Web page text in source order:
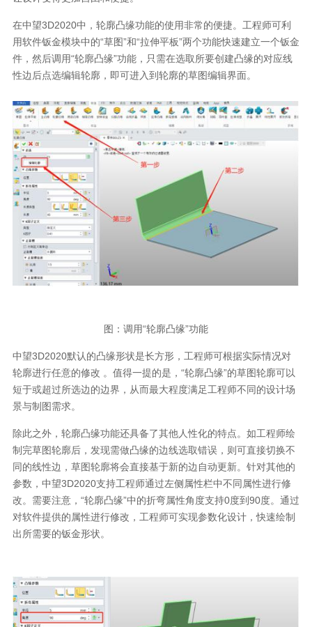
在中望3D2020中，轮廓凸缘功能的使用非常的便捷。工程师可利
用软件钣金模块中的“草图”和“拉伸平板”两个功能快速建立一个钣金
件，然后调用“轮廓凸缘”功能，只需在选取所要创建凸缘的对应线
性边后点选编辑轮廓，即可进入到轮廓的草图编辑界面。
图：调用“轮廓凸缘”功能
中望3D2020默认的凸缘形状是长方形，工程师可根据实际情况对
轮廓进行任意的修改 。值得一提的是，“轮廓凸缘”的草图轮廓可以
短于或超过所选边的边界，从而最大程度满足工程师不同的设计场
景与制图需求。
除此之外，轮廓凸缘功能还具备了其他人性化的特点。如工程师绘
制完草图轮廓后，发现需做凸缘的边线选取错误，则可直接切换不
同的线性边，草图轮廓将会直接基于新的边自动更新。针对其他的
参数，中望3D2020支持工程师通过左侧属性栏中不同属性进行修
改。需要注意，“轮廓凸缘”中的折弯属性角度支持0度到90度。通过
对软件提供的属性进行修改，工程师可实现参数化设计，快速绘制
出所需要的钣金形状。